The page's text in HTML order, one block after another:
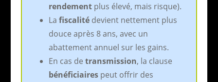
rendementplus élevé, mais risque).
La fiscalitédevient nettement plus
douce après 8 ans, avec un
abattement annuel sur les gains.
En cas de transmission, la clause
bénéficiairespeut offrir des